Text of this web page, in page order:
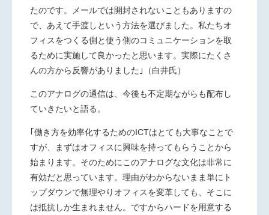
たのです。メールでは開封されないこともありますの
で、あえて手渡しという方法を選びました。私たちオ
フィスをつくる側と使う側のコミュニケーションを取
るために実施して良かったと思います。実際にたくさ
んの方から反響がありました｣（白井氏）
このアナログの通信は、今後も不定期ながらも配布し
ていきたいと語る。
｢働き方を効率化するためのICTはとても大事なことで
すが、まずはオフィスに興味を持ってもらうことから
始まります。そのためにこのアナログな文化は非常に
有効だと思っています。理由がわからないまま単にト
ップダウンで無理やりオフィスを変革しても、そこに
は抵抗しか生まれません。ですからハードを用意する